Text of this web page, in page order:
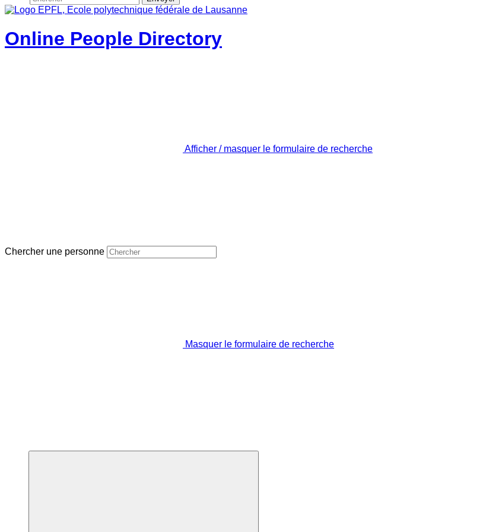
Online People Directory
Afficher / masquer le formulaire de recherche
Chercher une personne
Masquer le formulaire de recherche